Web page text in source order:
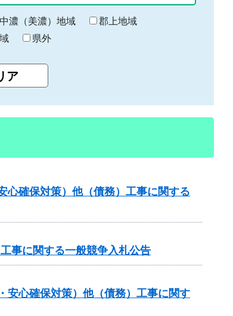
中濃（美濃）地域
郡上地域
県外
確保対策）他（債務）工事に関する
事に関する一般競争入札公告
心確保対策）他（債務）工事に関す